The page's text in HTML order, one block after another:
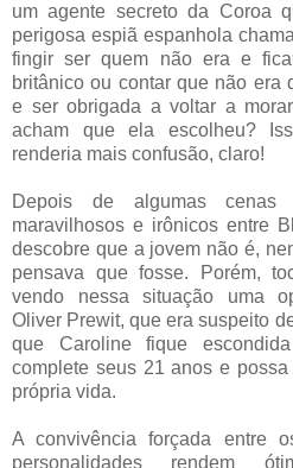
um agente secreto da Coroa
perigosa espiã espanhola
fingir ser quem não era e
britânico ou contar que não era
e ser obrigada a voltar a
acham que ela escolheu?
renderia mais confusão, claro!
Depois de algumas cenas
maravilhosos e irônicos entre
descobre que a jovem não é,
pensava que fosse. Porém,
vendo nessa situação uma
Oliver Prewit, que era suspeito
que Caroline fique
complete seus 21 anos e
própria vida.
A convivência forçada entre
personalidades rendem